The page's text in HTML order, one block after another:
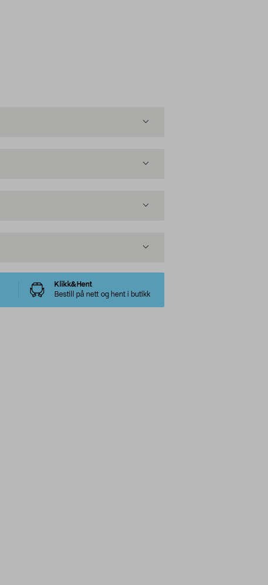
Klikk&Hent
Bestill på nett og hent i butikk